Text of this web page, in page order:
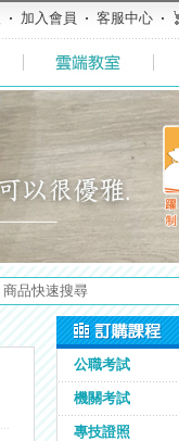
加入會員 客服中心
公職考試
機關考試
專技證照